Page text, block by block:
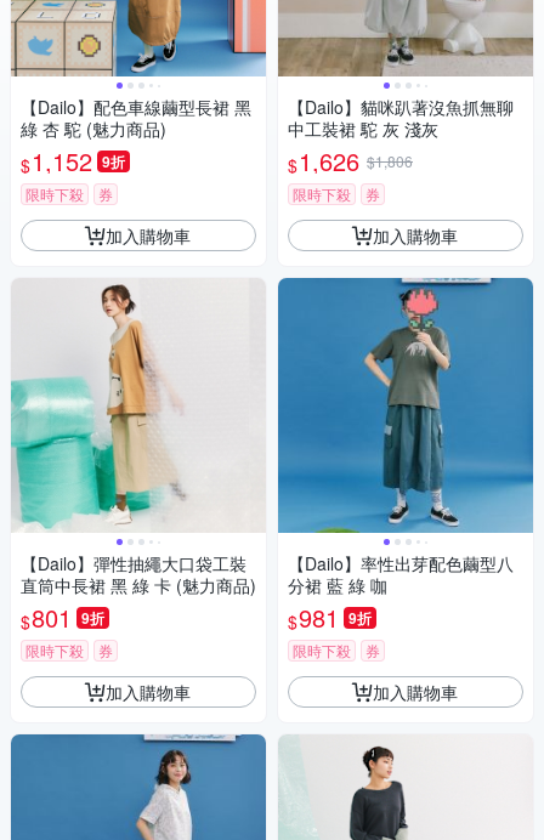
【Dailo】配色車線繭型長裙 黑
綠 杏 駝 (魅力商品)
$1,152 9折
限時下殺 券
加入購物車
【Dailo】彈性抽繩大口袋工裝
直筒中長裙 黑 綠 卡 (魅力商品)
$801 9折
限時下殺 券
加入購物車
【Dailo】貓咪趴著沒魚抓無聊
中工裝裙 駝 灰 淺灰
$1,626 $1,806
限時下殺
券
加入購物車
【Dailo】率性出芽配色繭型八
分裙 藍 綠 咖
$981 9折
限時下殺 券
加入購物車